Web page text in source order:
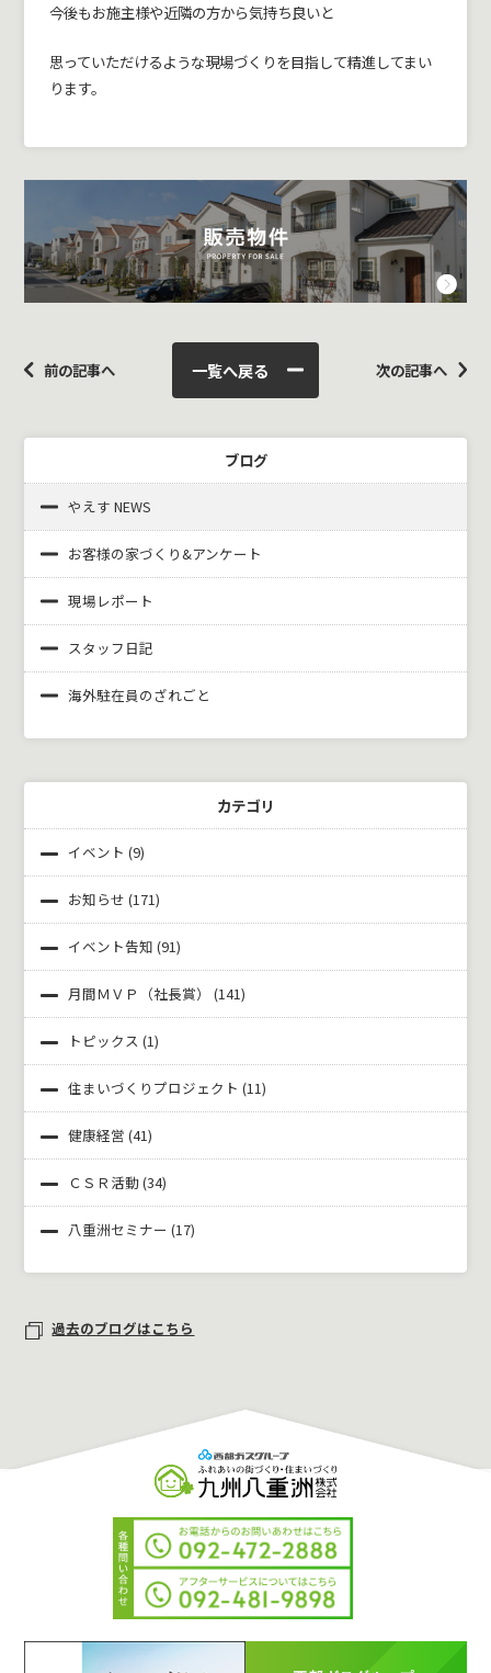
今後もお施主様や近隣の方から気持ち良いと
思っていただけるような現場づくりを目指して精進してまい
ります。
前の記事へ 一覧へ戻る 次の記事へ
ブログ
やえす NEWS
お客様の家づくり&アンケート
現場レポート
スタッフ日記
海外駐在員のざれごと
カテゴリ
イベント (9)
お知らせ (171)
イベント告知 (91)
月間ＭＶＰ（社長賞） (141)
トピックス (1)
住まいづくりプロジェクト (11)
健康経営 (41)
ＣＳＲ活動(34)
八重洲セミナー (17)
過去のブログはこちら